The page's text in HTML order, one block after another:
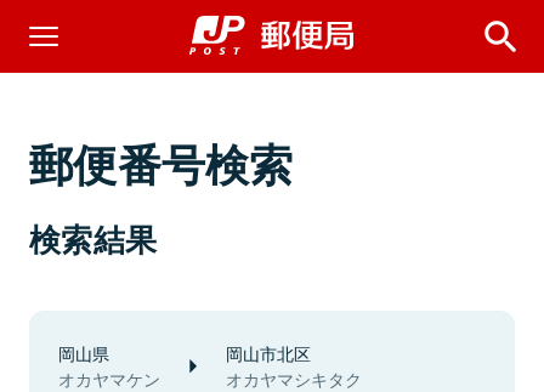
郵便番号検索
検索結果
岡山県
オカヤマケン
岡山市北区
オカヤマシキタク